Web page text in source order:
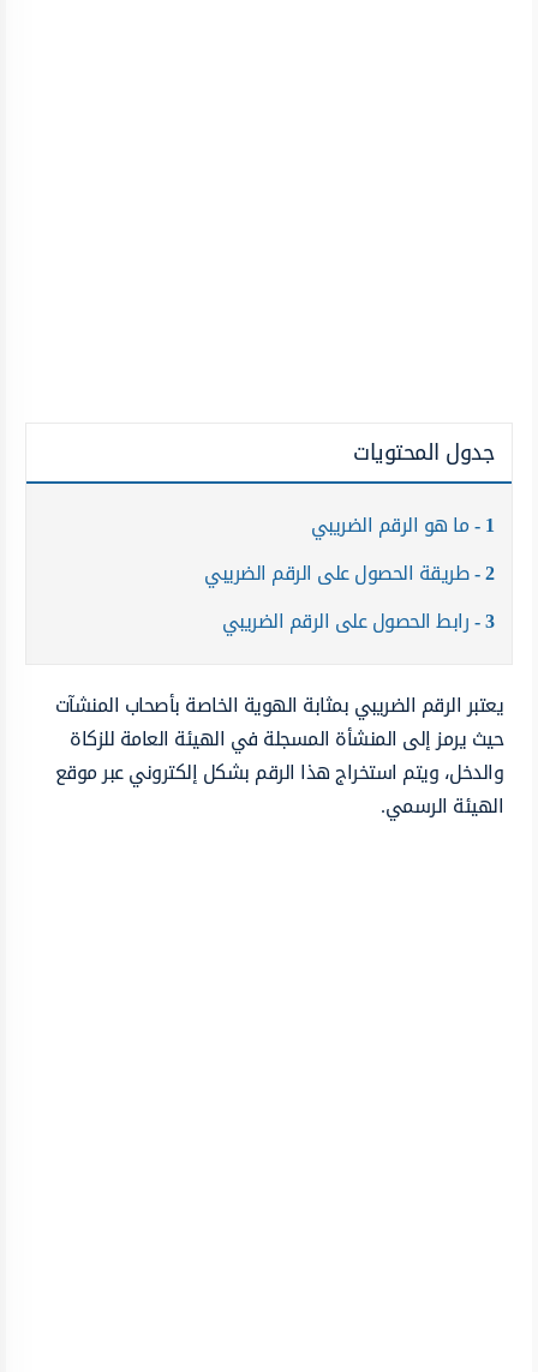
جدول المحتويات
1 ما هو الرقم الضريبي
2 طريقة الحصول على الرقم الضريبي
3 رابط الحصول على الرقم الضريبي
يعتبر الرقم الضريبي بمثابة الهوية الخاصة بأصحاب المنشآت
حيث يرمز إلى المنشأة المسجلة في الهيئة العامة للزكاة
والدخل، ويتم استخراج هذا الرقم بشكل إلكتروني عبر موقع
الهيئة الرسمي.